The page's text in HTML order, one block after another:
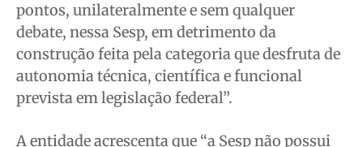
pontos, unilateralmente e sem qualquer
debate, nessa Sesp, em detrimento da
construção feita pela categoria que desfruta de
autonomia técnica, científica e funcional
prevista em legislação federal”.
A entidade acrescenta que “a Sesp não possui